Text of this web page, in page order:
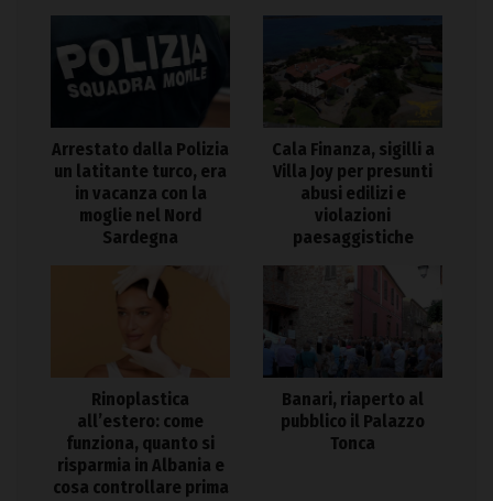
Arrestato dalla Polizia
un latitante turco, era
in vacanza con la
moglie nel Nord
Sardegna
Cala Finanza, sigilli a
Villa Joy per presunti
abusi edilizi e
violazioni
paesaggistiche
Rinoplastica
all’estero: come
funziona, quanto si
risparmia in Albania e
cosa controllare prima
Banari, riaperto al
pubblico il Palazzo
Tonca